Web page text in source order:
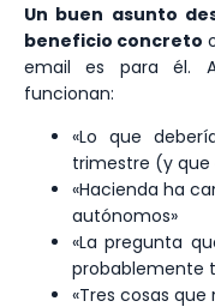
Un buen asunto
beneficio concreto
email es para él.
funcionan:
«Lo que
trimestre (y que
«Hacienda ha
autónomos»
«La pregunta
probablemente
«Tres cosas